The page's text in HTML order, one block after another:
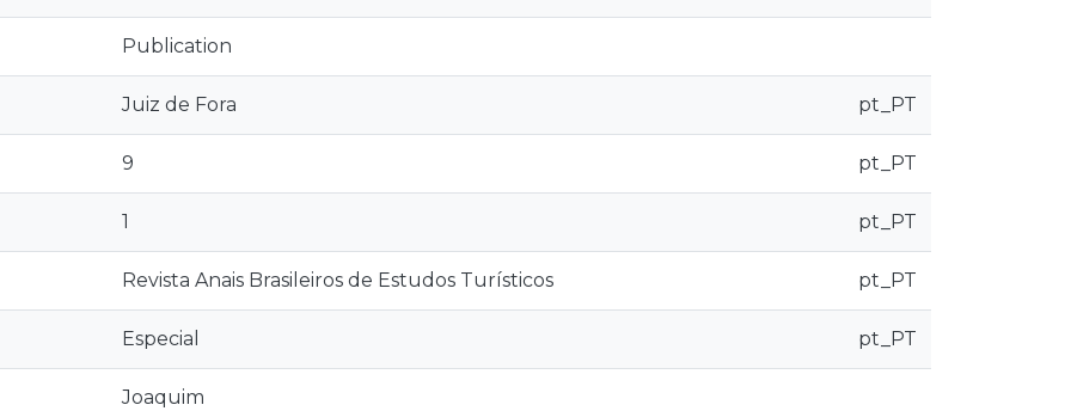
Publication
Juiz de Fora pt_PT
9 pt_PT
1 pt_PT
Revista Anais Brasileiros de Estudos Turísticos pt_PT
Especial pt_PT
Joaquim